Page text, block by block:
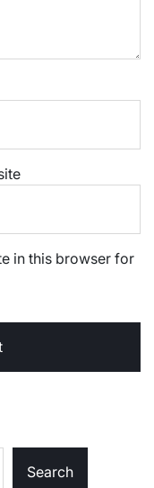
in this browser for
Search